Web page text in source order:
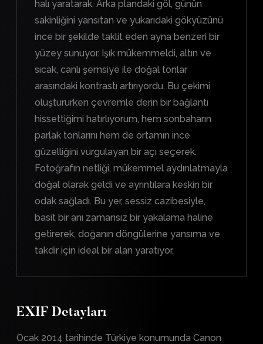
halı yaratarak. Arka plandaki göl, günün
sakinliğini yansıtan ve yukarıdaki gökyüzünü
ince bir şekilde taklit eden ayna benzeri bir
yüzey sunuyor. Işık mükemmeldi, altın ve
sıcak, canlı şemsiye ile doğal tonlar
arasındaki kontrastı artırıyordu. Bu çekimi
oluştururken çevremle derin bir bağlantı
hissettiğimi hatırlıyorum, hem sonbaharın
parlak tonlarını hem de ortamın ince
güzelliğini vurgulayan bir açı seçerek.
Fotoğrafın netliği, mükemmel aydınlatmayla
doğal olarak geldi ve ayrıntılara keskin bir
odak sağladı. Bu yer, sessiz cazibesiyle,
basit bir anı zamansız bir yakalama haline
getirerek, doğanın döngülerine yansıma ve
takdir için ideal bir alan yaratıyor.
EXIF Detayları
Ocak 2014 tarihinde Türkiye konumunda Canon